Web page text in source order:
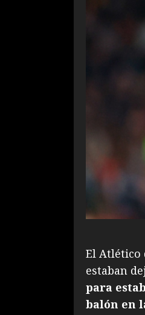
El Atlético
estaban
para
balón en